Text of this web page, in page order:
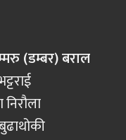
(डम्बर) बराल